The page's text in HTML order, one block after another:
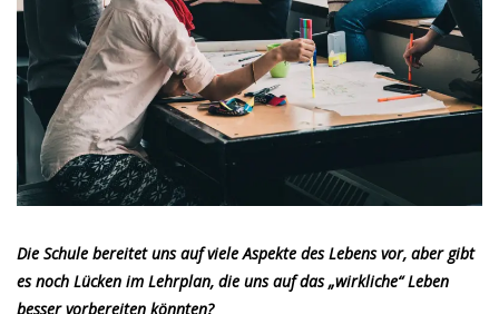
Die Schule bereitet uns auf viele Aspekte des Lebens vor, aber gibt
es noch Lücken im Lehrplan, die uns auf das „wirkliche“ Leben
besser vorbereiten könnten?